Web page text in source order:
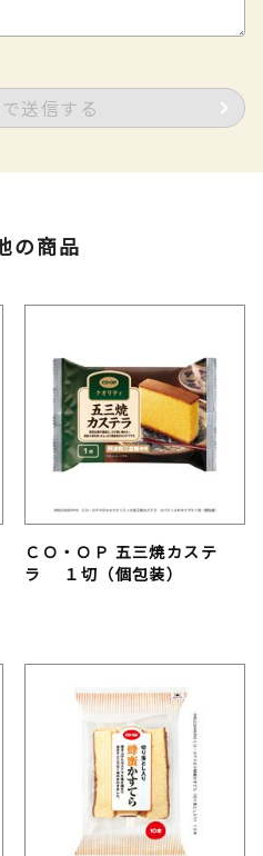
送信する
の商品
ＣＯ・ＯＰ 五三焼カステ
ラ １切（個包装）